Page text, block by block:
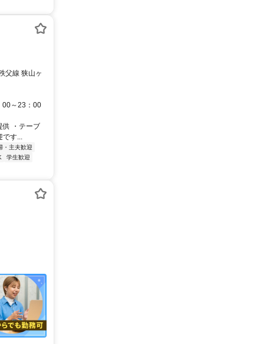
父線 狭山ヶ
00～23：00
供 ・テーブ
です...
・主夫歓迎
学生歓迎